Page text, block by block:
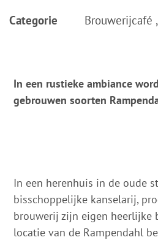
Categorie Brouwerijcafé
In een rustieke ambiance
gebrouwen soorten
In een herenhuis in de oude
bisschoppelijke kanselarij,
brouwerij zijn eigen heerlijke
locatie van de Rampendahl